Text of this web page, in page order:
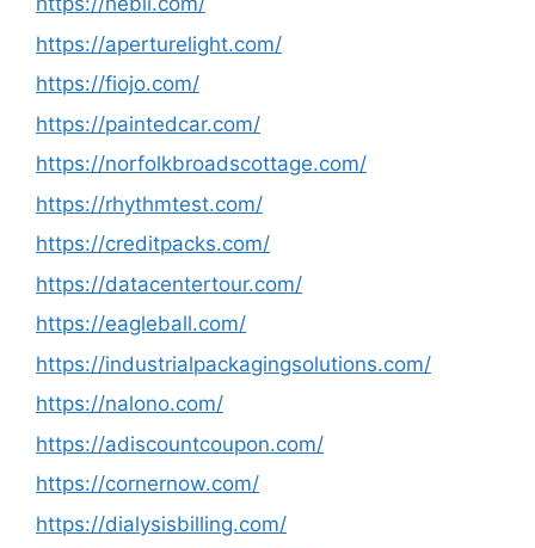
https://aperturelight.com/
https://fiojo.com/
https://paintedcar.com/
https://norfolkbroadscottage.com/
https://rhythmtest.com/
https://creditpacks.com/
https://datacentertour.com/
https://eagleball.com/
https://industrialpackagingsolutions.com/
https://nalono.com/
https://adiscountcoupon.com/
https://cornernow.com/
https://dialysisbilling.com/